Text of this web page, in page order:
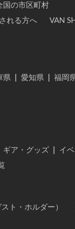
国の市区町村
れる方へ VAN
県 愛知県 福岡
ギア・グッズ イ
ト・ホルダー）